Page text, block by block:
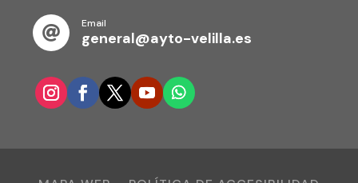

Email
general@ayto-velilla.es